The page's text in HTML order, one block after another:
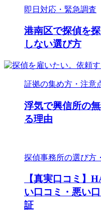
即日対応・緊急調査
港南区で探偵を
しない選び方
証拠の集め方・注意
浮気で興信所の
る理由
探偵事務所の選び方
【真実口コミ】
い口コミ・悪い
証